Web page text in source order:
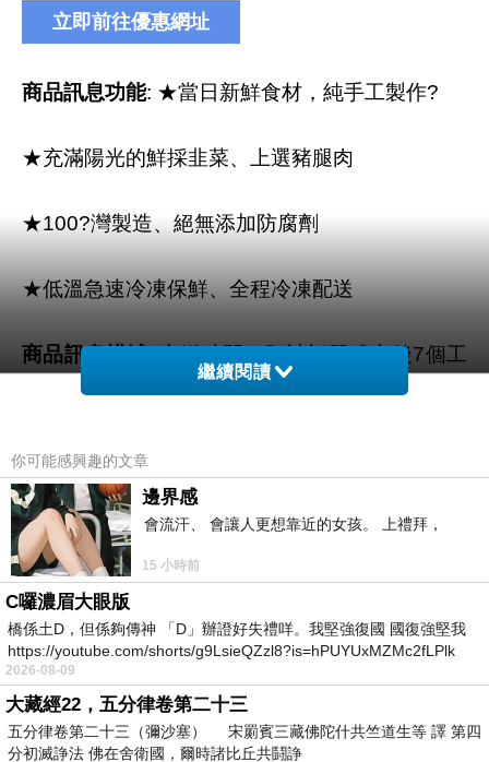
商品訊息功能: ★當日新鮮食材，純手工製作?
★充滿陽光的鮮採韭菜、上選豬腿肉
★100?灣製造、絕無添加防腐劑
★低溫急速冷凍保鮮、全程冷凍配送
商品訊息描述 預計訂單成立後7個工
作天內送達
不含週六日及國定假日
。如專櫃廠
項，排隊時間太長，敬請見諒並耐心等候。
送貨方式：透過宅配或是郵局送達。( 請註明方便
收件時間：早上、下午、晚上、假日
消費者訂購之商品若經配送兩次無法送達，再經
本公司以電話與E-mail均無法聯繫逾三天者，本
公司將取消該筆訂單，並且全額退款。
送貨範圍：限台灣本島地區。注意！收件地址請
繼續閱讀
你可能感興趣的文章
邊界感
會流汗、 會讓人更想靠近的女孩。 上禮拜，
15 小時前
C囉濃眉大眼版
橋係土D，但係夠傳神 「D」辦證好失禮咩。我堅強復國 國復強堅我
https://youtube.com/shorts/g9LsieQZzl8?is=hPUYUxMZMc2fLPlk
2026-08-09
大藏經22，五分律卷第二十三
五分律卷第二十三（彌沙塞） 宋罽賓三藏佛陀什共竺道生等 譯 第四
分初滅諍法 佛在舍衛國，爾時諸比丘共鬪諍